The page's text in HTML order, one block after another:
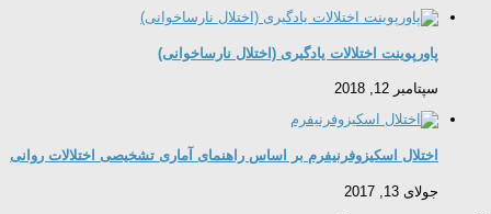
پاورپوینت اختلالات یادگیری (اختلال نارساخوانی)
سپتامبر 12, 2018
اختلال اسکیزوفرنیفرم بر اساس راهنمای آماری تشخیصی اختلالات روانی
جولای 13, 2017